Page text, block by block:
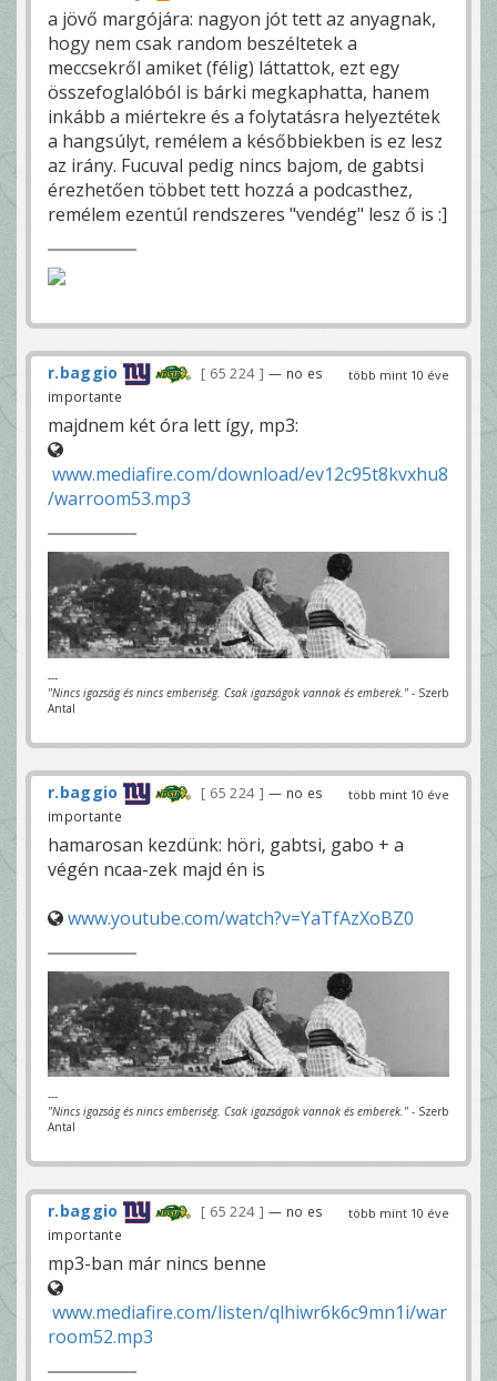
a jövő margójára: nagyon jót tett az anyagnak,
hogy nem csak random beszéltetek a
meccsekről amiket (félig) láttattok, ezt egy
összefoglalóból is bárki megkaphatta, hanem
inkább a miértekre és a folytatásra helyeztétek
a hangsúlyt, remélem a későbbiekben is ez lesz
az irány. Fucuval pedig nincs bajom, de gabtsi
érezhetően többet tett hozzá a podcasthez,
remélem ezentúl rendszeres "vendég" lesz ő is :]
több mint 10 éve
r.baggio 65 224
— no es
importante
majdnem két óra lett így, mp3:
www.mediafire.com/download/ev12c95t8kvxhu8
/warroom53.mp3
---
"Nincs igazság és nincs emberiség. Csak igazságok vannak és emberek." - Szerb
Antal
több mint 10 éve
r.baggio 65 224
— no es
importante
hamarosan kezdünk: höri, gabtsi, gabo + a
végén ncaa-zek majd én is
www.youtube.com/watch?v=YaTfAzXoBZ0
---
"Nincs igazság és nincs emberiség. Csak igazságok vannak és emberek." - Szerb
Antal
több mint 10 éve
r.baggio 65 224
— no es
importante
mp3-ban már nincs benne
www.mediafire.com/listen/qlhiwr6k6c9mn1i/war
room52.mp3